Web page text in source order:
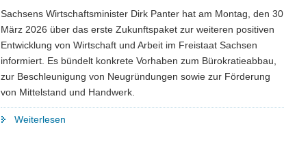
Sachsens Wirtschaftsminister Dirk Panter hat am Montag, den 30.
März 2026 über das erste Zukunftspaket zur weiteren positiven
Entwicklung von Wirtschaft und Arbeit im Freistaat Sachsen
informiert. Es bündelt konkrete Vorhaben zum Bürokratieabbau,
zur Beschleunigung von Neugründungen sowie zur Förderung
von Mittelstand und Handwerk.
Weiterlesen